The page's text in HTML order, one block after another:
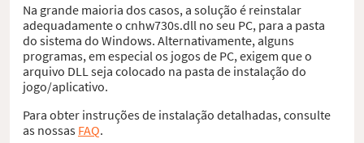
Na grande maioria dos casos, a solução é reinstalar
adequadamente o cnhw730s.dll no seu PC, para a pasta
do sistema do Windows. Alternativamente, alguns
programas, em especial os jogos de PC, exigem que o
arquivo DLL seja colocado na pasta de instalação do
jogo/aplicativo.
Para obter instruções de instalação detalhadas, consulte
as nossas FAQ.